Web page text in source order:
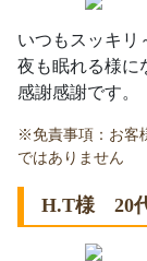
いつもスッキリ
夜も眠れる様に
感謝感謝です。
※免責事項：お客
ではありません
H.T様 20